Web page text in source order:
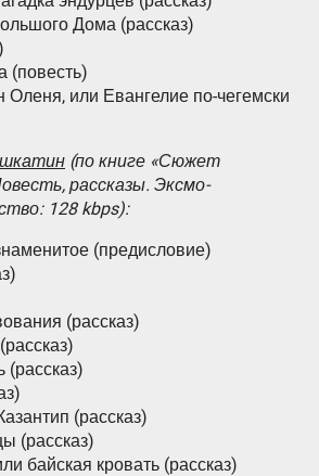
Дома (рассказ)
(повесть)
или Евангелие по-чегемски
(по книге «Сюжет
рассказы. Эксмо-
128 kbps):
(предисловие)
(рассказ)
(рассказ)
(рассказ)
(рассказ)
байская кровать (рассказ)